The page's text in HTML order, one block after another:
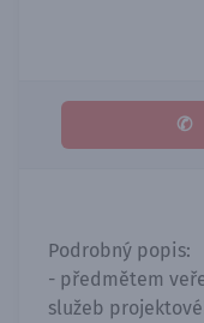
✆
Podrobný popis:
- předmětem
služeb